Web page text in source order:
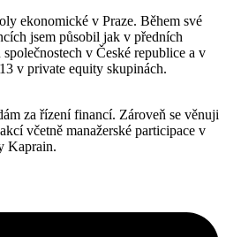
ekonomické v Praze. Během své
jsem působil jak v předních
v České republice a v
v private equity skupinách.
za řízení financí. Zároveň se věnuji
včetně manažerské participace v
Kaprain.